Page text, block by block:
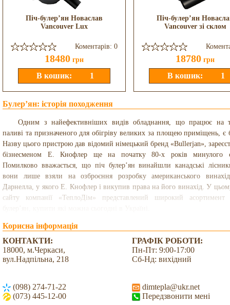
Піч-булер’ян Новаслав
Vancouver Lux
Коментарів: 0
18480 грн
Піч-булер’ян
Vancouver зі склом
18780 грн
Булер’ян: історія походження
Одним з найефективніших видів обладнання, що працює на
паливі та призначеного для обігріву великих за площею приміщень, є
Назву цього пристрою дав відомий німецький бренд «Bullerjan»,
бізнесменом Е. Кнофлер ще на початку 80-х років минулого
Помилково вважається, що піч булер’ян винайшли канадські
вони лише взяли на озброєння розробку американського
Дарнелла, у якого Е. Кнофлер і викупив права на його винахід. У
сайту компанії «ТеплоДім» представлений широкий асортимент
Корисна інформація
КОНТАКТИ:
18000, м.Черкаси,
вул.Надпільна, 218
(098) 274-71-22
(073) 445-12-00
ГРАФІК РОБОТИ:
Пн-Пт: 9:00-17:00
Сб-Нд: вихідний
dimtepla@ukr.net
Передзвонити мені